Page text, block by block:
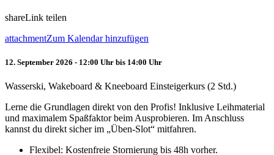
shareLink teilen
attachmentZum Kalendar hinzufügen
12. September 2026 - 12:00 Uhr bis 14:00 Uhr
Wasserski, Wakeboard & Kneeboard Einsteigerkurs (2 Std.)
Lerne die Grundlagen direkt von den Profis! Inklusive Leihmaterial
und maximalem Spaßfaktor beim Ausprobieren. Im Anschluss
kannst du direkt sicher im „Üben-Slot“ mitfahren.
Flexibel: Kostenfreie Stornierung bis 48h vorher.